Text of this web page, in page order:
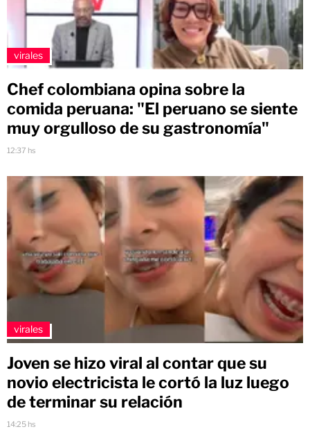
virales
Chef colombiana opina sobre la
comida peruana: "El peruano se siente
muy orgulloso de su gastronomía"
12:37 hs
virales
Joven se hizo viral al contar que su
novio electricista le cortó la luz luego
de terminar su relación
14:25 hs